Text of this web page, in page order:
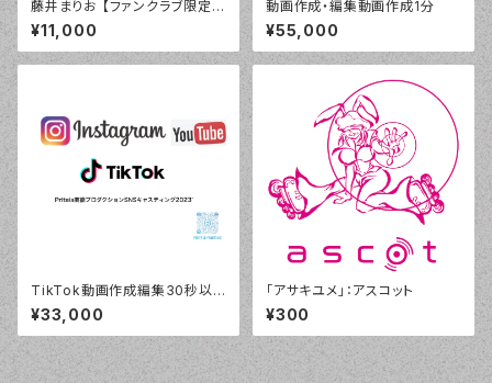
藤井まりお 【ファンクラブ限定】
デジタル「目覚まし」バージョ
ン！¥10800
¥11,000
動画作成・編集動画作成1分
¥55,000
TikTok動画作成編集30秒以
内
¥33,000
「アサキユメ」：アスコット
¥300